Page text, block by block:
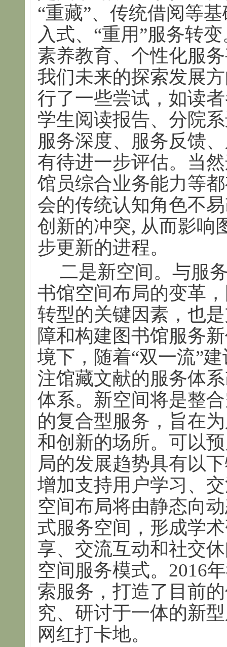
“重藏”、传统借阅等
入式、“重用”服务转
素养教育、个性化服
我们未来的探索发展
行了一些尝试，如读
学生阅读报告、分院
服务深度、服务反馈
有待进一步评估。当
馆员综合业务能力等
会的传统认知角色不
创新的冲突, 从而影响
步更新的进程。
二是新空间。与服
书馆空间布局的变革
转型的关键因素，也
障和构建图书馆服务
境下，随着“双一流”
注馆藏文献的服务体
体系。新空间将是整
的复合型服务，旨在
和创新的场所。可以
局的发展趋势具有以
增加支持用户学习、
空间布局将由静态向
式服务空间，形成学
享、交流互动和社交
空间服务模式。2016
索服务，打造了目前
究、研讨于一体的新
网红打卡地。